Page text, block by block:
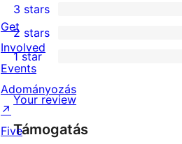
star
review
4-
star
reviews
0
3-
star
reviews
3 stars
0
2-
star
reviews
2 stars
1
1-
star
review
1 star
Your review
Támogatás
Get
Involved
Events
Adományozás
↗
Five